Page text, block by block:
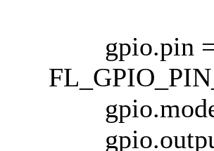
gpio.pin =
gpio.mode